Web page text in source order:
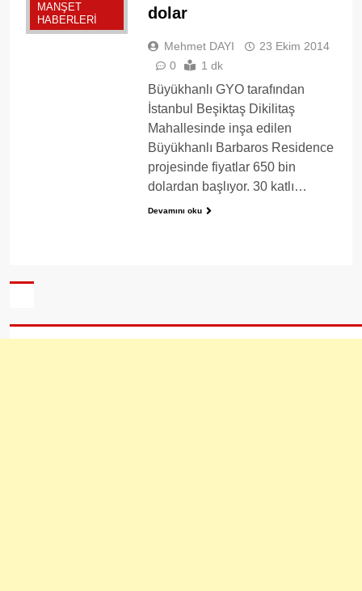
MANŞET
HABERLERI
dolar
Mehmet DAYI
23 Ekim 2014
0
1 dk
Büyükhanlı GYO tarafından
İstanbul Beşiktaş Dikilitaş
Mahallesinde inşa edilen
Büyükhanlı Barbaros Residence
projesinde fiyatlar 650 bin
dolardan başlıyor. 30 katlı…
Devamını oku